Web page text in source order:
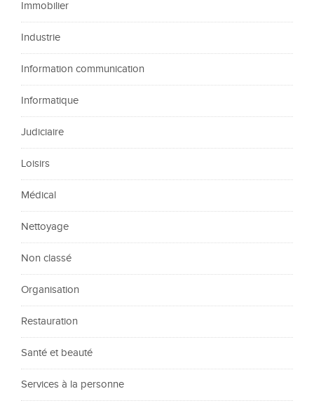
Immobilier
Industrie
Information communication
Informatique
Judiciaire
Loisirs
Médical
Nettoyage
Non classé
Organisation
Restauration
Santé et beauté
Services à la personne